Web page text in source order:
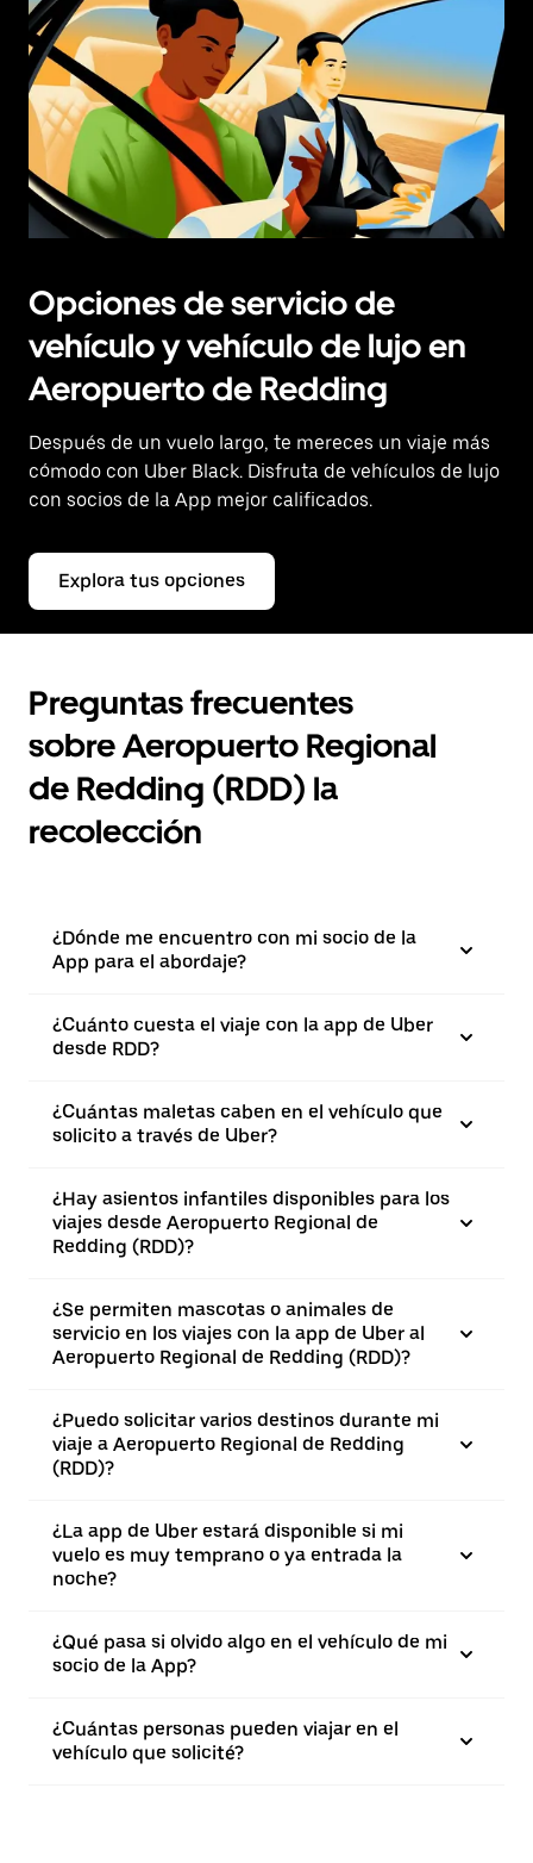
Opciones de servicio de
vehículo y vehículo de lujo en
Aeropuerto de Redding
Después de un vuelo largo, te mereces un viaje más
cómodo con Uber Black. Disfruta de vehículos de lujo
con socios de la App mejor calificados.
Explora tus opciones
Preguntas frecuentes
sobre Aeropuerto Regional
de Redding (RDD) la
recolección
¿Dónde me encuentro con mi socio de la
App para el abordaje?
¿Cuánto cuesta el viaje con la app de Uber
desde RDD?
¿Cuántas maletas caben en el vehículo que
solicito a través de Uber?
¿Hay asientos infantiles disponibles para los
viajes desde Aeropuerto Regional de
Redding (RDD)?
¿Se permiten mascotas o animales de
servicio en los viajes con la app de Uber al
Aeropuerto Regional de Redding (RDD)?
¿Puedo solicitar varios destinos durante mi
viaje a Aeropuerto Regional de Redding
(RDD)?
¿La app de Uber estará disponible si mi
vuelo es muy temprano o ya entrada la
noche?
¿Qué pasa si olvido algo en el vehículo de mi
socio de la App?
¿Cuántas personas pueden viajar en el
vehículo que solicité?